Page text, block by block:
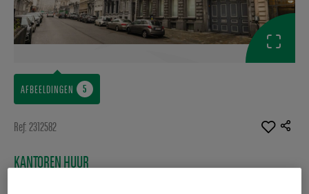
AFBEELDINGEN
Ref: 2312582
KANTOREN HUUR